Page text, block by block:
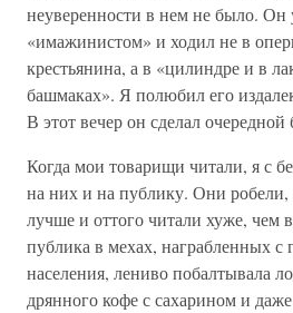
неуверенности в нем не было.
«имажинистом» и ходил не в
крестьянина, а в «цилиндре и в
башмаках». Я полюбил его
В этот вечер он сделал
Когда мои товарищи читали, я с
на них и на публику. Они робели,
лучше и оттого читали хуже, чем
публика в мехах, награбленных с
населения, лениво побалтывала
дрянного кофе с сахарином и